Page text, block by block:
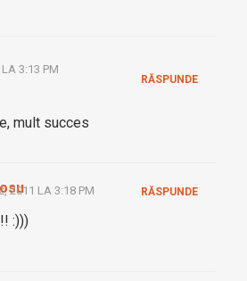
3:13 PM
mult succes
RĂSPUNDE
2011 LA 3:18 PM
:)))
RĂSPUNDE